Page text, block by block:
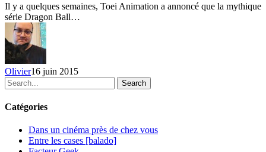
nouvelle
série
Dragon
Ball
Super
Il y a quelques semaines, Toei Animation a annoncé que la mythique
série Dragon Ball…
Olivier16 juin 2015
Search
Catégories
Dans un cinéma près de chez vous
Entre les cases [balado]